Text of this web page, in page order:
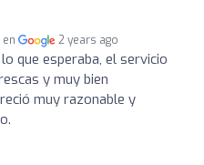
en 2 years ago
que esperaba, el servicio
y muy bien
muy razonable y